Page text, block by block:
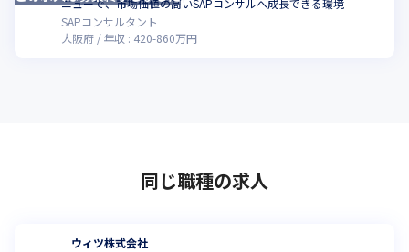
ニューで、市場価値の高いSAPコンサルへ成長できる環境
SAPコンサルタント
大阪府
年収 : 420-860万円
同じ職種の求人
ウィツ株式会社